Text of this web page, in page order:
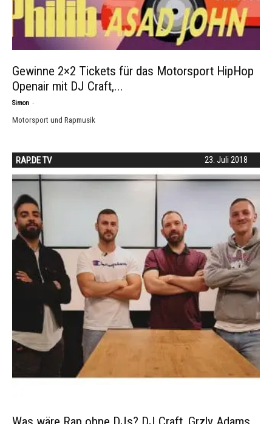
Gewinne 2×2 Tickets für das Motorsport HipHop
Openair mit DJ Craft,...
Simon -
Motorsport und Rapmusik
23. Juli 2018
RAP.DE TV